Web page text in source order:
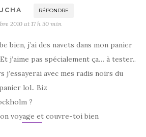
RÉPONDRE
2010 at 17 h 50 min
bien, j’ai des navets dans mon panier
j’aime pas spécialement ça… à tester..
j’essayerai avec mes radis noirs du
lol.. Biz
?
voyage et couvre-toi bien